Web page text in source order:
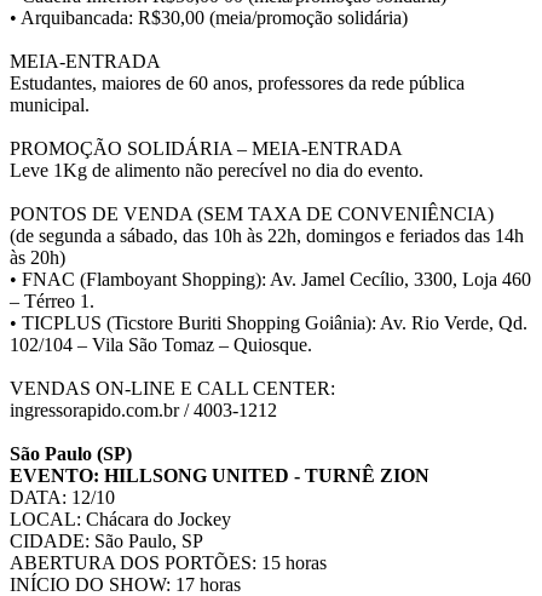
• Arquibancada: R$30,00 (meia/promoção solidária)
MEIA-ENTRADA
Estudantes, maiores de 60 anos, professores da rede pública
municipal.
PROMOÇÃO SOLIDÁRIA – MEIA-ENTRADA
Leve 1Kg de alimento não perecível no dia do evento.
PONTOS DE VENDA (SEM TAXA DE CONVENIÊNCIA)
(de segunda a sábado, das 10h às 22h, domingos e feriados das 14h
às 20h)
• FNAC (Flamboyant Shopping): Av. Jamel Cecílio, 3300, Loja 460
– Térreo 1.
• TICPLUS (Ticstore Buriti Shopping Goiânia): Av. Rio Verde, Qd.
102/104 – Vila São Tomaz – Quiosque.
VENDAS ON-LINE E CALL CENTER:
ingressorapido.com.br / 4003-1212
São Paulo (SP)
EVENTO: HILLSONG UNITED - TURNÊ ZION
DATA: 12/10
LOCAL: Chácara do Jockey
CIDADE: São Paulo, SP
ABERTURA DOS PORTÕES: 15 horas
INÍCIO DO SHOW: 17 horas